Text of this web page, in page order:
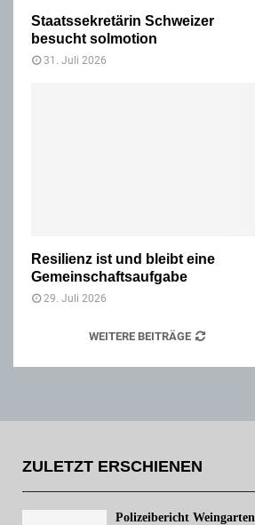
Staatssekretärin Schweizer
besucht solmotion
31. Juli 2026
Resilienz ist und bleibt eine
Gemeinschaftsaufgabe
29. Juli 2026
WEITERE BEITRÄGE
ZULETZT ERSCHIENEN
Polizeibericht Weingarten